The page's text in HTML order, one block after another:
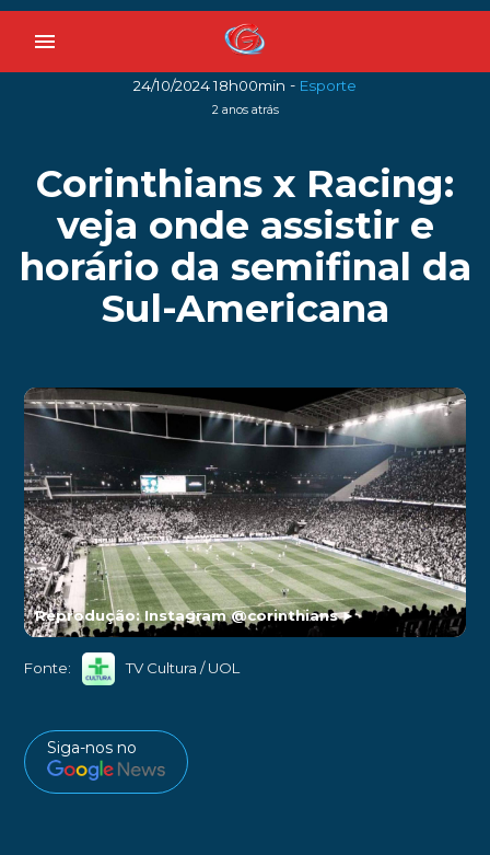
menu
24/10/2024 18h00min - Esporte
2 anos atrás
Corinthians x Racing:
veja onde assistir e
horário da semifinal da
Sul-Americana
Reprodução: Instagram @corinthians►
Fonte: TV Cultura / UOL
Siga-nos no